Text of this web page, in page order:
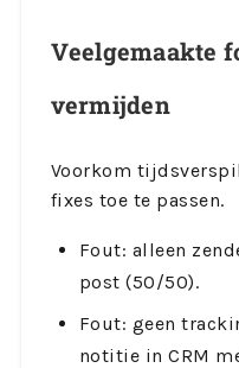
Veelgemaakte
vermijden
Voorkom
fixes toe te passen.
Fout: alleen
post (50/50).
Fout: geen
notitie in CRM